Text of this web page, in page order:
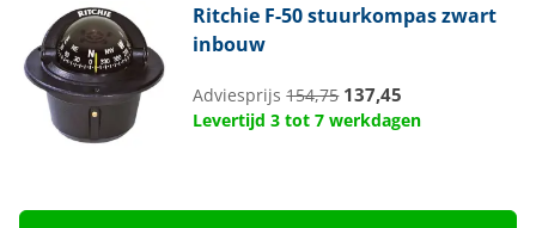
Ritchie F-50 stuurkompas zwart
inbouw
Adviesprijs154,75 137,45
Levertijd 3 tot 7 werkdagen